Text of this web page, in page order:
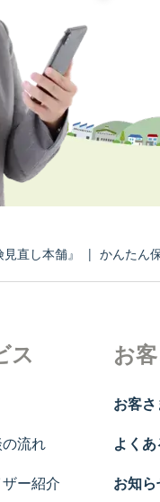
直し本舗』 | かんたん
ス
流れ
ー紹介
お
お客
よく
お知